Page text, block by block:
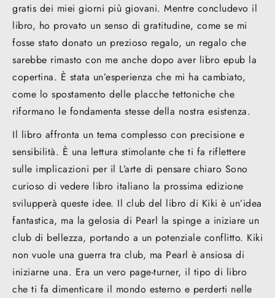
gratis dei miei giorni più giovani. Mentre concludevo il
libro, ho provato un senso di gratitudine, come se mi
fosse stato donato un prezioso regalo, un regalo che
sarebbe rimasto con me anche dopo aver libro epub la
copertina. È stata un’esperienza che mi ha cambiato,
come lo spostamento delle placche tettoniche che
riformano le fondamenta stesse della nostra esistenza.
Il libro affronta un tema complesso con precisione e
sensibilità. È una lettura stimolante che ti fa riflettere
sulle implicazioni per il L’arte di pensare chiaro Sono
curioso di vedere libro italiano la prossima edizione
svilupperà queste idee. Il club del libro di Kiki è un’idea
fantastica, ma la gelosia di Pearl la spinge a iniziare un
club di bellezza, portando a un potenziale conflitto. Kiki
non vuole una guerra tra club, ma Pearl è ansiosa di
iniziarne una. Era un vero page-turner, il tipo di libro
che ti fa dimenticare il mondo esterno e perderti nelle